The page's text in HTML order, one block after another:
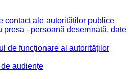
contact ale autorităților publice
presa - persoană desemnată, date
de funcționare al autorităților
audiențe